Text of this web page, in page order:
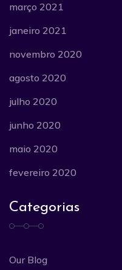
março 2021
janeiro 2021
novembro 2020
agosto 2020
julho 2020
junho 2020
maio 2020
fevereiro 2020
Categorias
Our Blog